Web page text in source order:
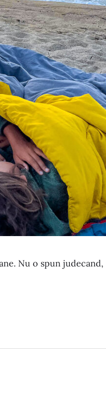
Nu o spun